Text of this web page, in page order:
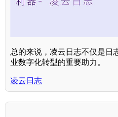
总的来说，凌云日志不仅是日
业数字化转型的重要助力。
凌云日志